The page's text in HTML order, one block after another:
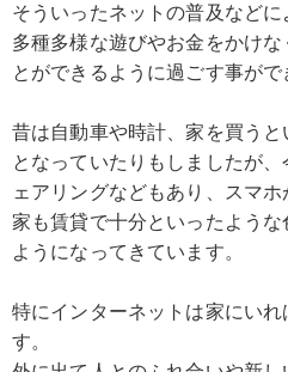
そういったネットの普及など
多種多様な遊びやお金をかけ
とができるように過ごす事がで
昔は自動車や時計、家を買う
となっていたりもしましたが
ェアリングなどもあり、スマホ
家も賃貸で十分といったよう
ようになってきています。
特にインターネットは家にい
す。